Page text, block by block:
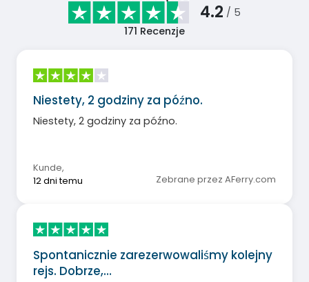
4.2 / 5
171 Recenzje
Niestety, 2 godziny za późno.
Niestety, 2 godziny za późno.
Kunde,
12 dni temu
Zebrane przez AFerry.com
Spontanicznie zarezerwowaliśmy kolejny
rejs. Dobrze,…